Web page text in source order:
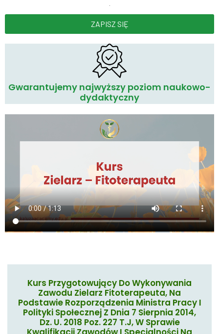
ZAPISZ SIĘ
Gwarantujemy najwyższy poziom naukowo-
dydaktyczny
Kurs Przygotowujący Do Wykonywania
Zawodu Zielarz Fitoterapeuta, Na
Podstawie Rozporządzenia Ministra Pracy I
Polityki Społecznej Z Dnia 7 Sierpnia 2014,
Dz. U. 2018 Poz. 227 T.j, W Sprawie